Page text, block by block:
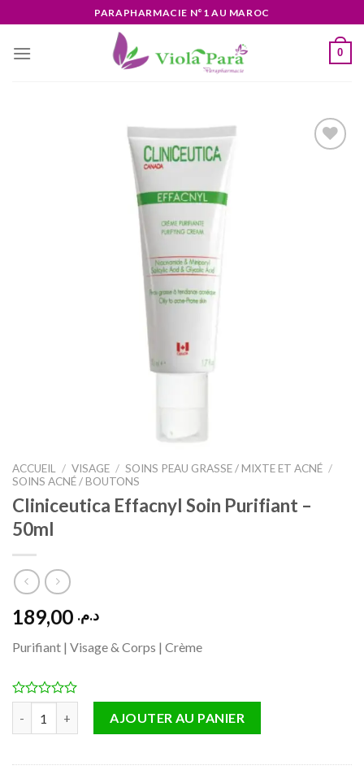
to
content
PARAPHARMACIE N°1 AU MAROC
0
ACCUEIL / VISAGE / SOINS PEAU GRASSE / MIXTE ET ACNÉ /
SOINS ACNÉ / BOUTONS
Cliniceutica Effacnyl Soin Purifiant –
50ml
د.م.
Purifiant | Visage & Corps | Crème
AJOUTER AU PANIER